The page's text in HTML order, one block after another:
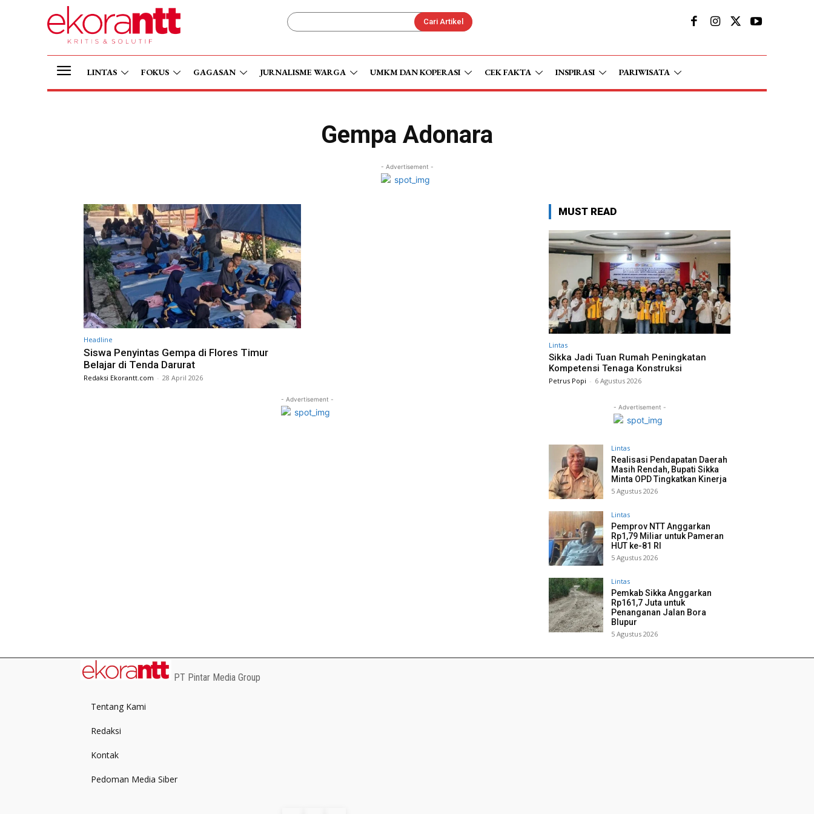
Cari Artikel
LINTAS FOKUS GAGASAN JURNALISME WARGA UMKM DAN KOPERASI CEK FAKTA INSPIRASI PARIWISATA
Gempa Adonara
- Advertisement -
Headline
Siswa Penyintas Gempa di Flores Timur
Belajar di Tenda Darurat
Redaksi Ekorantt.com - 28 April 2026
- Advertisement -
MUST READ
Lintas
Sikka Jadi Tuan Rumah Peningkatan
Kompetensi Tenaga Konstruksi
Petrus Popi - 6 Agustus 2026
- Advertisement -
Lintas
Realisasi Pendapatan Daerah
Masih Rendah, Bupati Sikka
Minta OPD Tingkatkan Kinerja
5 Agustus 2026
Lintas
Pemprov NTT Anggarkan
Rp1,79 Miliar untuk Pameran
HUT ke-81 RI
5 Agustus 2026
Lintas
Pemkab Sikka Anggarkan
Rp161,7 Juta untuk
Penanganan Jalan Bora
Blupur
5 Agustus 2026
PT Pintar Media Group
Tentang Kami
Redaksi
Kontak
Pedoman Media Siber